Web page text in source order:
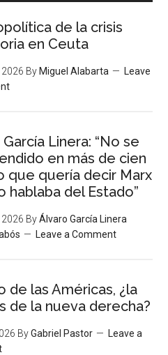
de la crisis
en Ceuta
By Miguel Alabarta
Leave
Linera: “No se
en más de cien
que quería decir Marx
hablaba del Estado”
ByÁlvaro García Linera
Leave a Comment
de las Américas, ¿la
de la nueva derecha?
ByGabriel Pastor
Leave a